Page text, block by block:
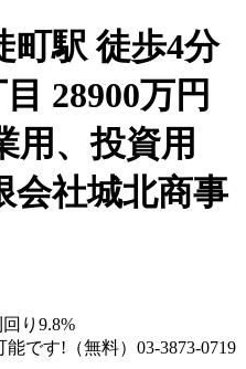
町駅 徒歩4分
28900万円
用、投資用
会社城北商事
り9.8%
です!（無料）03-3873-0719